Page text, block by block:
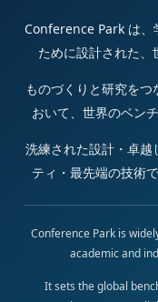
Conference Park は、
ために設計された、
ものづくりと研究を
おいて、世界のベン
洗練された設計・卓越
ティ・最先端の技術
Conference Park is
academic and
It sets the global